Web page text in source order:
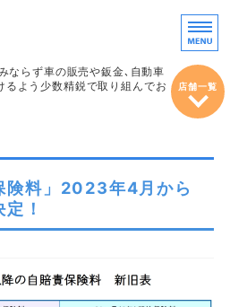
車両販売・
ならず車の販売や鈑金､自動車
よう少数精鋭で取り組んでお
険料」2023年4月から
！
店舗一覧